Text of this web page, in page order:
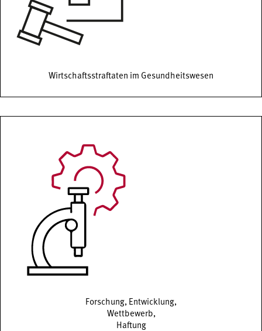
Wirtschaftsstraftaten im Gesundheitswesen
Forschung, Entwicklung,
Wettbewerb,
Haftung